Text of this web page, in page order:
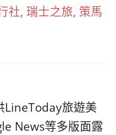
社, 瑞士之旅, 策馬
LineToday旅遊美
News等多版面露